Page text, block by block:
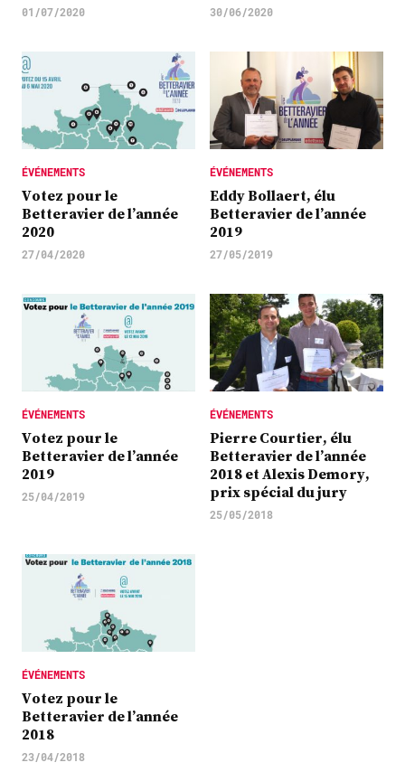
01/07/2020 30/06/2020
ÉVÉNEMENTS
Votez pour le
Betteravier de l’année
2020
27/04/2020
ÉVÉNEMENTS
Eddy Bollaert, élu
Betteravier de l’année
2019
27/05/2019
ÉVÉNEMENTS
Votez pour le
Betteravier de l’année
2019
25/04/2019
ÉVÉNEMENTS
Pierre Courtier, élu
Betteravier de l’année
2018 et Alexis Demory,
prix spécial du jury
25/05/2018
ÉVÉNEMENTS
Votez pour le
Betteravier de l’année
2018
23/04/2018